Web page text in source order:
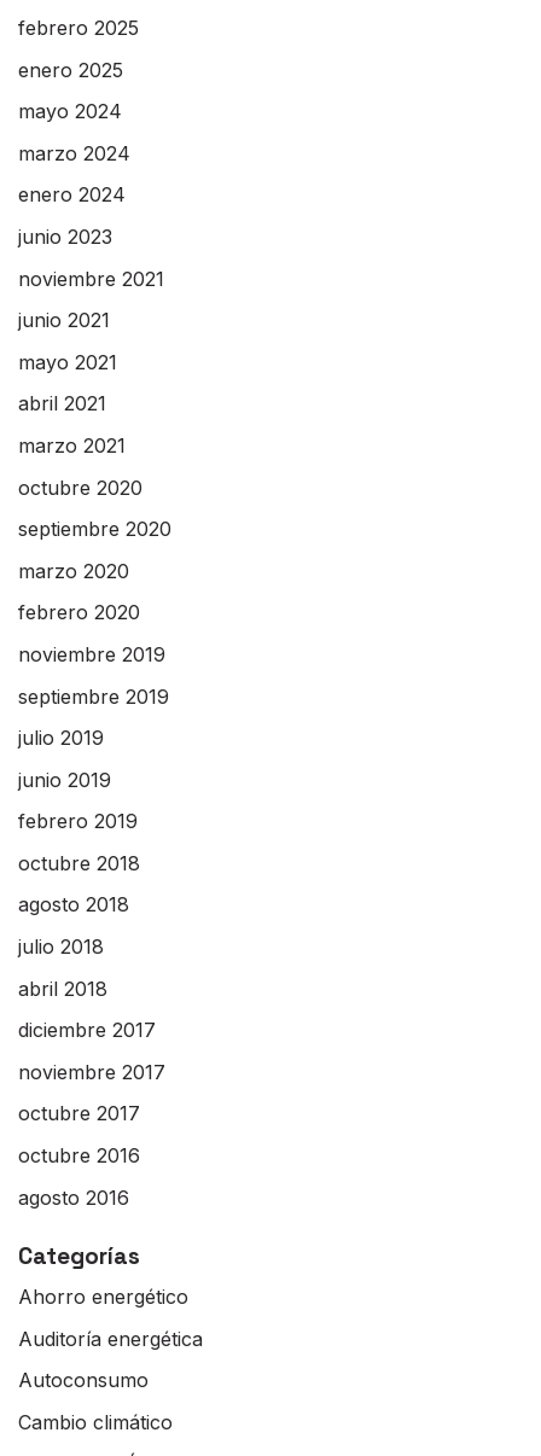
febrero 2025
enero 2025
mayo 2024
marzo 2024
enero 2024
junio 2023
noviembre 2021
junio 2021
mayo 2021
abril 2021
marzo 2021
octubre 2020
septiembre 2020
marzo 2020
febrero 2020
noviembre 2019
septiembre 2019
julio 2019
junio 2019
febrero 2019
octubre 2018
agosto 2018
julio 2018
abril 2018
diciembre 2017
noviembre 2017
octubre 2017
octubre 2016
agosto 2016
Categorías
Ahorro energético
Auditoría energética
Autoconsumo
Cambio climático